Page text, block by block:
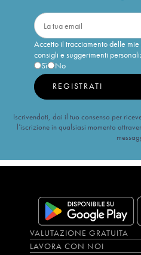
Accetto il tracciamento delle
consigli e suggerimenti
Sì
No
REGISTRATI
Iscrivendoti, dai il tuo consenso per
l’iscrizione in qualsiasi momento
VALUTAZIONE GRATUITA
LAVORA CON NOI